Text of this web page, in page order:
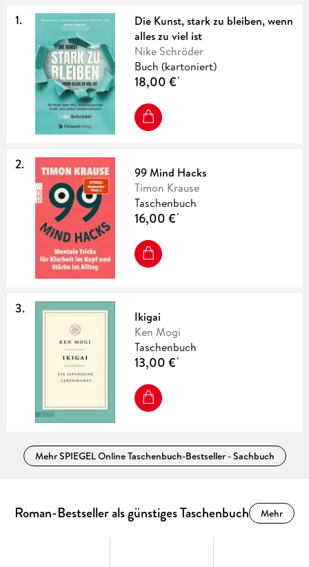
1.
Die Kunst, stark zu bleiben, wenn
alles zu viel ist
Nike Schröder
Buch (kartoniert)
18,00 €*
2.
99 Mind Hacks
Timon Krause
Taschenbuch
16,00 €*
3.
Ikigai
Ken Mogi
Taschenbuch
13,00 €*
MehrSPIEGEL Online Taschenbuch-Bestseller - Sachbuch
Roman-Bestseller als günstiges Taschenbuch Mehr